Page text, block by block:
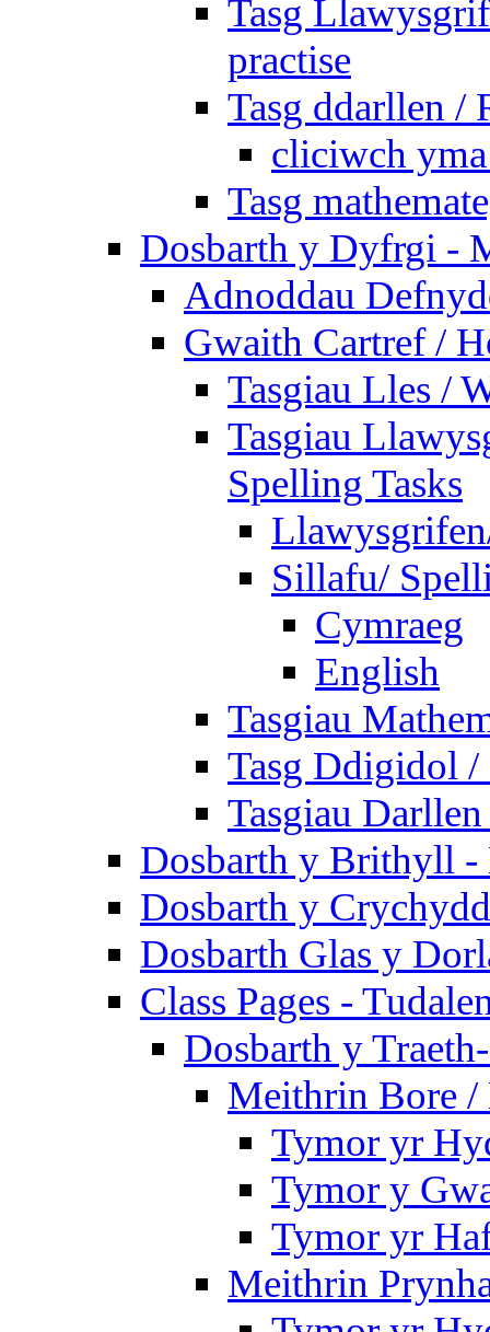
Tasg
practise
Tasg ddarllen /
cliciwch
Tasg
Dosbarth y Dyfrgi -
Adnoddau
Gwaith Cartref /
Tasgiau Lles /
Tasgiau
Spelling Tasks
Sillafu/
Cymraeg
English
Tasgiau
Tasg Ddigidol
Tasgiau
Dosbarth y Brithyll
Dosbarth y
Dosbarth Glas y
Class Pages -
Dosbarth y
Meithrin Bore
Tymor yr
Tymor y
Tymor yr
Meithrin